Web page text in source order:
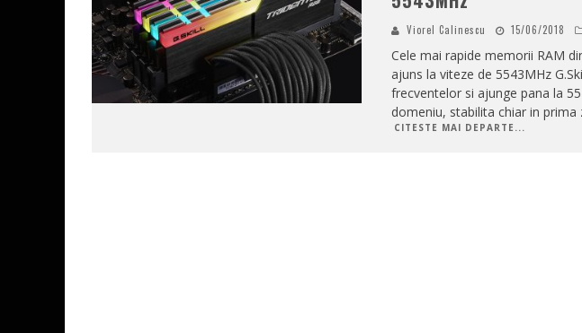
Viorel Calinescu 15/06/2018
Cele mai rapide memorii RAM
ajuns la viteze de 5543MHz
frecventelor si ajunge pana la
domeniu, stabilita chiar in prima
CITESTE MAI DEPARTE...